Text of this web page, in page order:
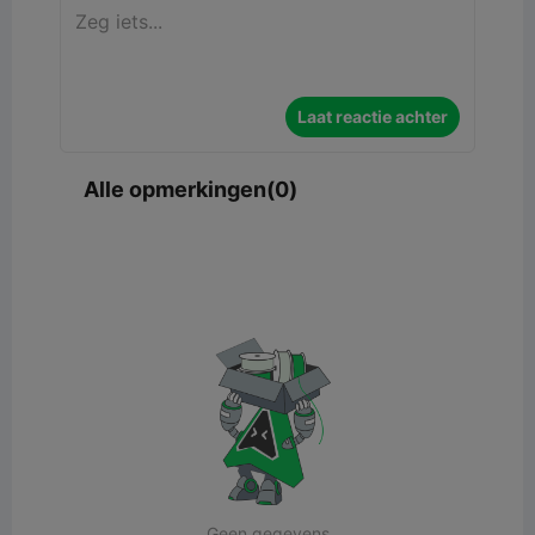
Laat reactie achter
Alle opmerkingen(0)